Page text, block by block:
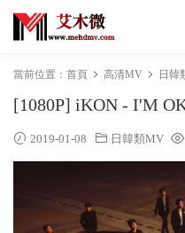
當前位置： 首頁 高清MV 日韓
[1080P] iKON - I'M
2019-01-08 日韓類MV